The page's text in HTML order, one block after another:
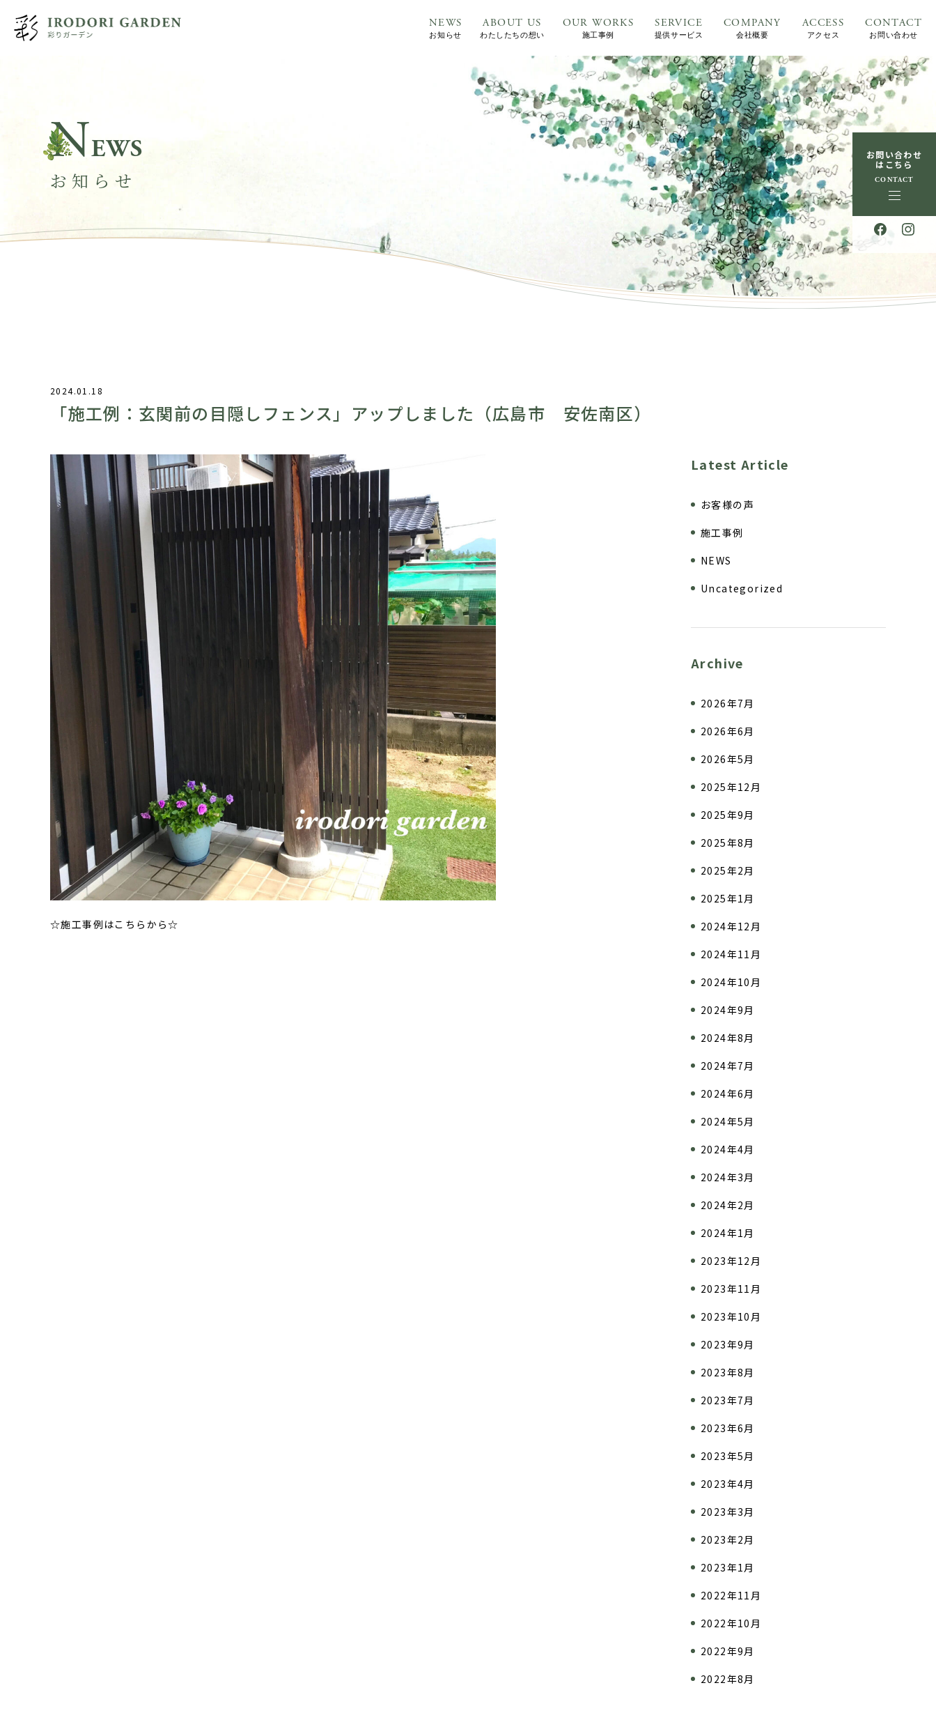
NEWS
お知らせ
ABOUT US
わたしたちの想い
OUR WORKS
施工事例
SERVICE
提供サービス
COMPANY
会社概要
ACCESS
アクセス
CONTACT
お問い合わせ
お問い合わせ
はこちら
CONTACT
NEWS
お知らせ
2024.01.18
「施工例：玄関前の目隠しフェンス」アップしました（広島市 安佐南区）
☆施工事例はこちらから☆
Latest Article
お客様の声
施工事例
NEWS
Uncategorized
Archive
2026年7月
2026年6月
2026年5月
2025年12月
2025年9月
2025年8月
2025年2月
2025年1月
2024年12月
2024年11月
2024年10月
2024年9月
2024年8月
2024年7月
2024年6月
2024年5月
2024年4月
2024年3月
2024年2月
2024年1月
2023年12月
2023年11月
2023年10月
2023年9月
2023年8月
2023年7月
2023年6月
2023年5月
2023年4月
2023年3月
2023年2月
2023年1月
2022年11月
2022年10月
2022年9月
2022年8月